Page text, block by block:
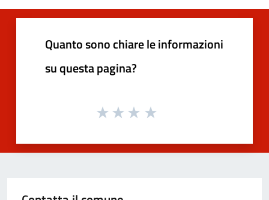
Quanto sono chiare le informazioni
su questa pagina?